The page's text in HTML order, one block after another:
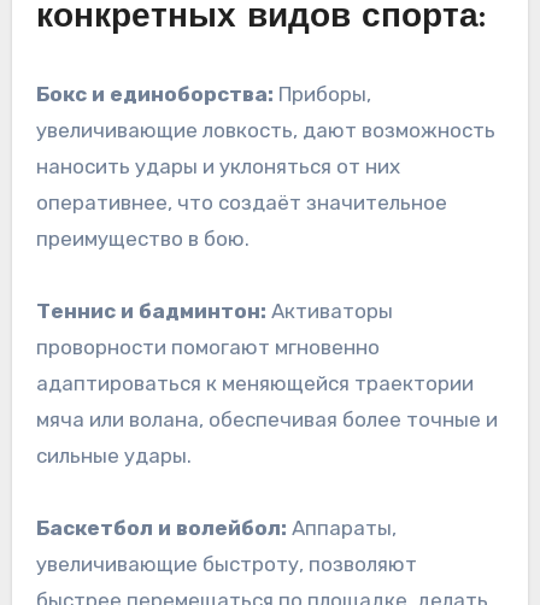
конкретных видов спорта:
Бокс и единоборства: Приборы,
увеличивающие ловкость, дают возможность
наносить удары и уклоняться от них
оперативнее, что создаёт значительное
преимущество в бою.
Теннис и бадминтон: Активаторы
проворности помогают мгновенно
адаптироваться к меняющейся траектории
мяча или волана, обеспечивая более точные и
сильные удары.
Баскетбол и волейбол: Аппараты,
увеличивающие быстроту, позволяют